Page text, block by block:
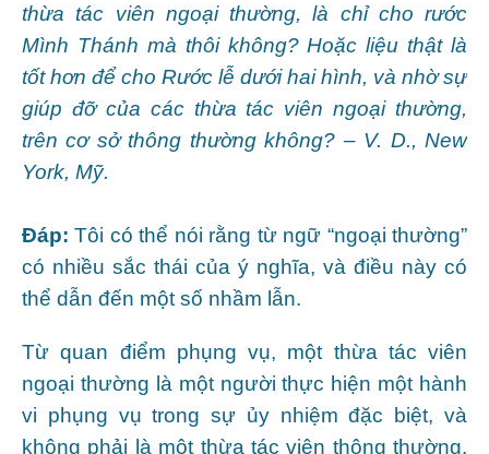
thừa tác viên ngoại thường, là chỉ cho rước
Mình Thánh mà thôi không? Hoặc liệu thật là
tốt hơn để cho Rước lễ dưới hai hình, và nhờ sự
giúp đỡ của các thừa tác viên ngoại thường,
trên cơ sở thông thường không? – V. D., New
York, Mỹ.
Đáp: Tôi có thể nói rằng từ ngữ “ngoại thường”
có nhiều sắc thái của ý nghĩa, và điều này có
thể dẫn đến một số nhầm lẫn.
Từ quan điểm phụng vụ, một thừa tác viên
ngoại thường là một người thực hiện một hành
vi phụng vụ trong sự ủy nhiệm đặc biệt, và
không phải là một thừa tác viên thông thường.